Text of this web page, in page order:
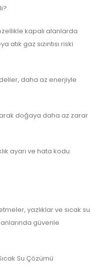
kapalı alanlarda
gaz sızıntısı riski
daha az enerjiyle
doğaya daha az zarar
ayarı ve hata kodu
yazlıklar ve sıcak su
güvenle
Su Çözümü